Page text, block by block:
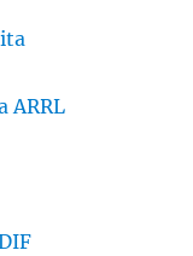
ARRL